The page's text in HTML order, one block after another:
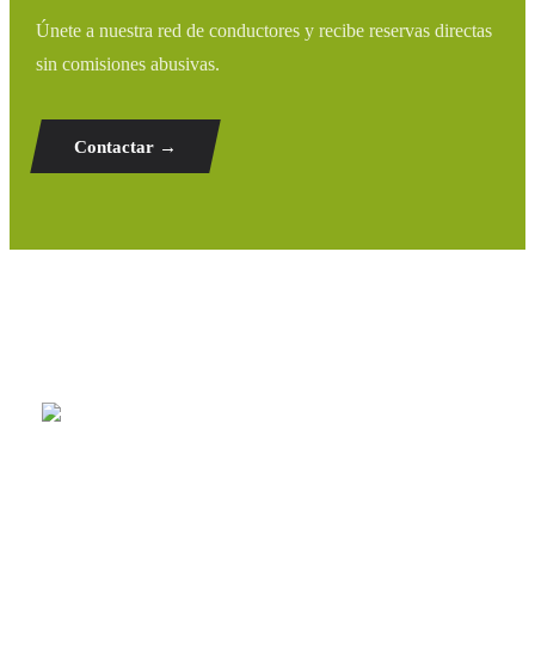
Únete a nuestra red de conductores y recibe reservas directas
sin comisiones abusivas.
Contactar →